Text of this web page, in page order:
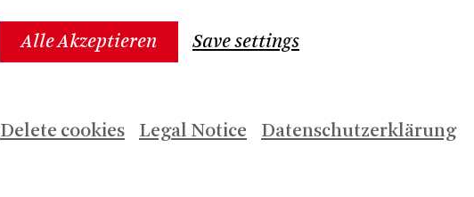
Alle Akzeptieren Save settings
Delete cookies Legal Notice Datenschutzerklärung